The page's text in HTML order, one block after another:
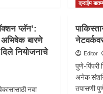
प्लॅन’:
अभिषेक बारणे
दिले नियोजनाचे
नवा
क्राईम
Editor
पुणे-
अनेक
तपासणी